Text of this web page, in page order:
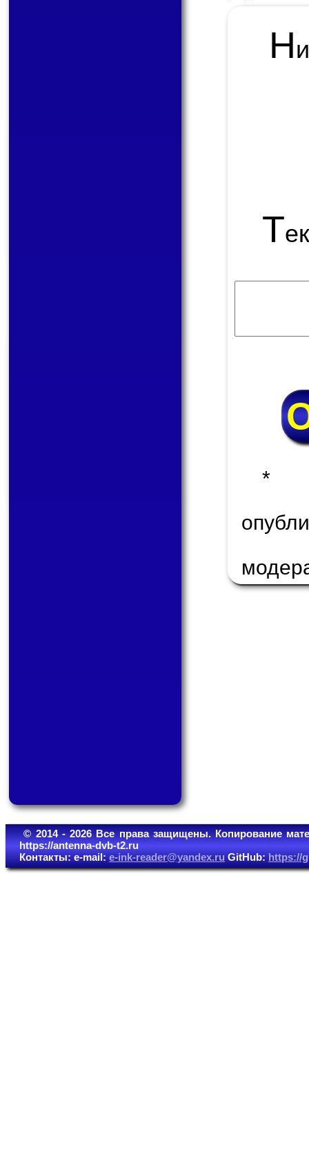
Н
Т
*
© 2014 - 2026 Все права защищены. Копирование
https://antenna-dvb-t2.ru
Контакты: e-mail:e-ink-reader@yandex.ruGitHub:https://